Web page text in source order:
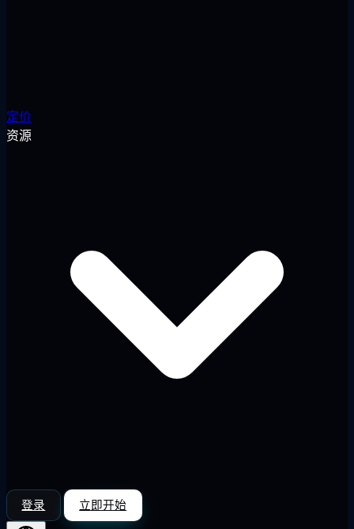
定价
资源
登录 立即开始